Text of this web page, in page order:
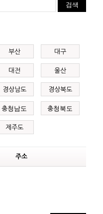
검색
부산 대구
대전 울산
경상남도 경상북도
충청남도 충청북도
제주도
주소